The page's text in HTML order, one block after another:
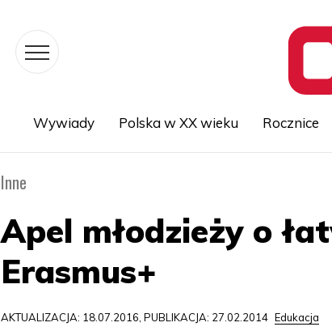
Wywiady Polska w XX wieku Rocznice
Inne
Apel młodzieży o
Erasmus+
AKTUALIZACJA: 18.07.2016, PUBLIKACJA: 27.02.2014 Edukacja